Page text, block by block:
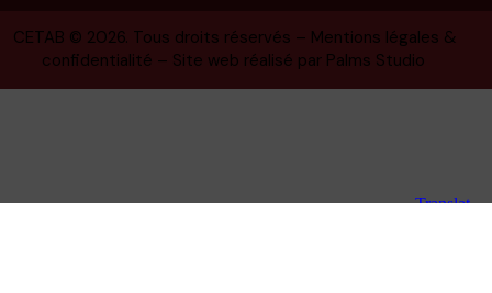
CETAB © 2026. Tous droits réservés – Mentions légales &
confidentialité – Site web réalisé par Palms Studio